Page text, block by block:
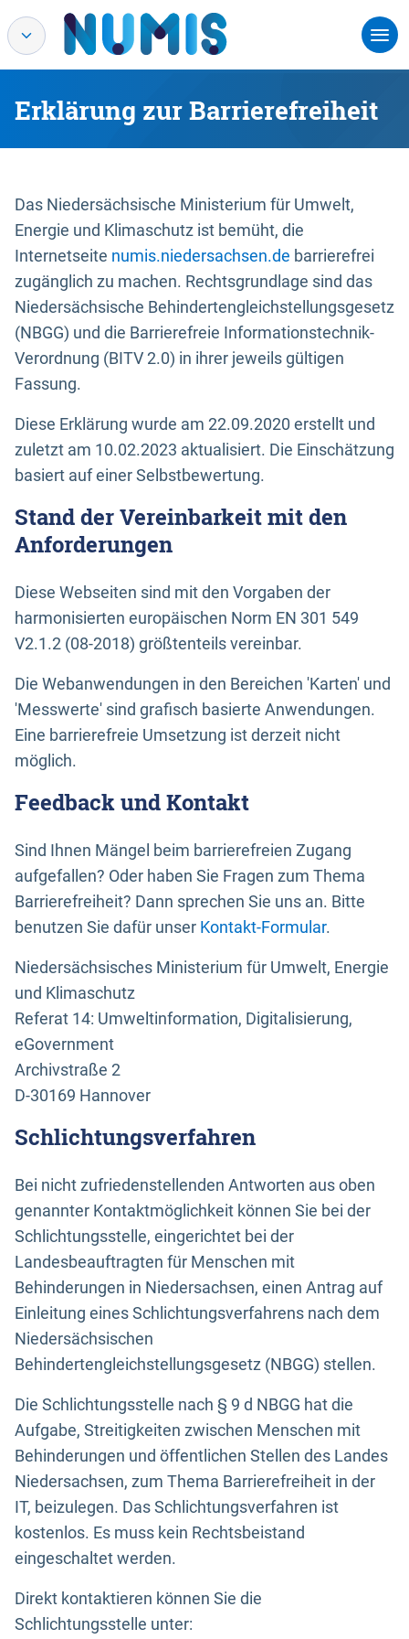
Erklärung zur Barrierefreiheit
Das Niedersächsische Ministerium für Umwelt,
Energie und Klimaschutz ist bemüht, die
Internetseite numis.niedersachsen.de barrierefrei
zugänglich zu machen. Rechtsgrundlage sind das
Niedersächsische Behindertengleichstellungsgesetz
(NBGG) und die Barrierefreie Informationstechnik-
Verordnung (BITV 2.0) in ihrer jeweils gültigen
Fassung.
Diese Erklärung wurde am 22.09.2020 erstellt und
zuletzt am 10.02.2023 aktualisiert. Die Einschätzung
basiert auf einer Selbstbewertung.
Stand der Vereinbarkeit mit den
Anforderungen
Diese Webseiten sind mit den Vorgaben der
harmonisierten europäischen Norm EN 301 549
V2.1.2 (08-2018) größtenteils vereinbar.
Die Webanwendungen in den Bereichen 'Karten' und
'Messwerte' sind grafisch basierte Anwendungen.
Eine barrierefreie Umsetzung ist derzeit nicht
möglich.
Feedback und Kontakt
Sind Ihnen Mängel beim barrierefreien Zugang
aufgefallen? Oder haben Sie Fragen zum Thema
Barrierefreiheit? Dann sprechen Sie uns an. Bitte
benutzen Sie dafür unser Kontakt-Formular.
Niedersächsisches Ministerium für Umwelt, Energie
und Klimaschutz
Referat 14: Umweltinformation, Digitalisierung,
eGovernment
Archivstraße 2
D-30169 Hannover
Schlichtungsverfahren
Bei nicht zufriedenstellenden Antworten aus oben
genannter Kontaktmöglichkeit können Sie bei der
Schlichtungsstelle, eingerichtet bei der
Landesbeauftragten für Menschen mit
Behinderungen in Niedersachsen, einen Antrag auf
Einleitung eines Schlichtungsverfahrens nach dem
Niedersächsischen
Behindertengleichstellungsgesetz (NBGG) stellen.
Die Schlichtungsstelle nach § 9 d NBGG hat die
Aufgabe, Streitigkeiten zwischen Menschen mit
Behinderungen und öffentlichen Stellen des Landes
Niedersachsen, zum Thema Barrierefreiheit in der
IT, beizulegen. Das Schlichtungsverfahren ist
kostenlos. Es muss kein Rechtsbeistand
eingeschaltet werden.
Direkt kontaktieren können Sie die
Schlichtungsstelle unter: